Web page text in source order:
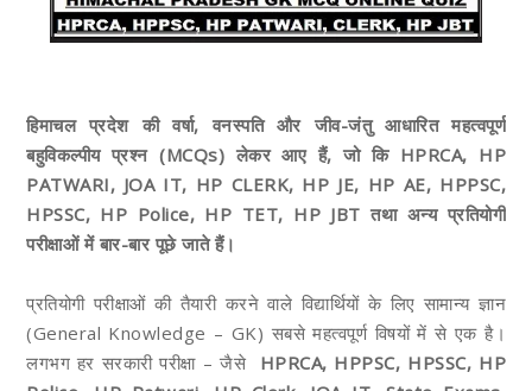
हिमाचल प्रदेश कीवर्षा, वनस्पति और जीव-जंतुआधारित महत्वपूर्ण
बहुविकल्पीय प्रश्न (MCQs) लेकर आए हैं, जो कि HPRCA, HP
PATWARI, JOA IT, HP CLERK, HP JE, HP AE, HPPSC,
HPSSC, HP Police, HP TET, HP JBT तथा अन्य प्रतियोगी
परीक्षाओं में बार-बार पूछे जाते हैं।
प्रतियोगी परीक्षाओं की तैयारी करने वाले विद्यार्थियों के लिए सामान्य ज्ञान
(General Knowledge – GK) सबसे महत्वपूर्ण विषयों में से एक है।
लगभग हर सरकारी परीक्षा – जैसे HPRCA, HPPSC, HPSSC, HP